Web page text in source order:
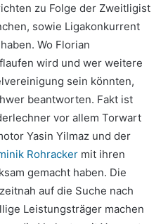
zu Folge der Zweitligist
sowie Ligakonkurrent
Wo Florian
wird und wer weitere
sein könnten,
beantworten. Fakt ist
vor allem Torwart
Yasin Yilmaz und der
Rohracker mit ihren
gemacht haben. Die
auf die Suche nach
Leistungsträger machen